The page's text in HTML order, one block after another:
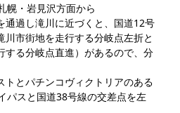
幌・岩見沢方面から
過し滝川に近づくと、国道12号
川市街地を走行する分岐点左折と
する分岐点直進）があるので、分
とパチンコヴィクトリアのある
パスと国道38号線の交差点を左